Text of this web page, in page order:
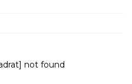
not found